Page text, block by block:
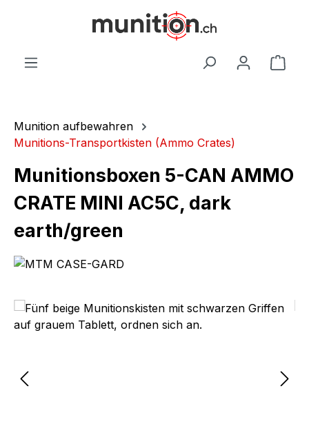
Munition aufbewahren
Munitions-Transportkisten (Ammo Crates)
Munitionsboxen 5-CAN AMMO
CRATE MINI AC5C, dark
earth/green
Bildergalerie überspringen